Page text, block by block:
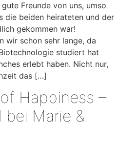
Freunde von uns, umso
die beiden heirateten und der
gekommen war!
wir schon sehr lange, da
studiert hat
erlebt haben. Nicht nur,
das […]
Happiness –
bei Marie &